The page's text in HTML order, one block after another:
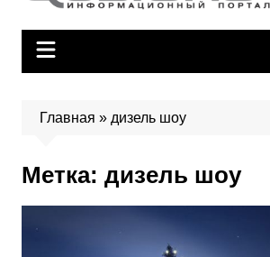
Главная » дизель шоу
Метка: дизель шоу